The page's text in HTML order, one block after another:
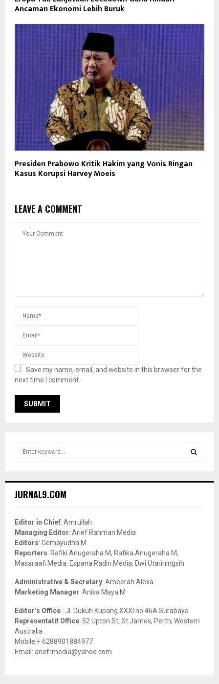
Ancaman Ekonomi Lebih Buruk
Presiden Prabowo Kritik Hakim yang Vonis Ringan
Kasus Korupsi Harvey Moeis
LEAVE A COMMENT
Save my name, email, and website in this browser for the
next time I comment.
h
o
r
:
JURNAL9.COM
Editor in Chief: Amrullah
Managing Editor: Arief Rahman Media
Editors: Gemayudha M
Reporters: Rafiki Anugeraha M, Rafika Anugeraha M,
Masaraafi Media, Espana Radin Media, Dwi Utariningsih
Administrative & Secretary: Ameerah Alexa
Marketing Manager: Anisa Maya M
Editor’s Office : Jl. Dukuh Kupang XXXI no.46A Surabaya
Representatif Office: 52 Upton St, St James, Perth, Western
Australia
Mobile:+ 6288901884977
Email: ariefrmedia@yahoo.com